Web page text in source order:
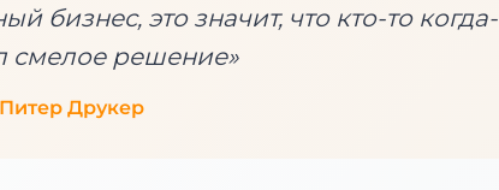
бизнес, это значит, что кто-то когда-
смелое решение»
Друкер